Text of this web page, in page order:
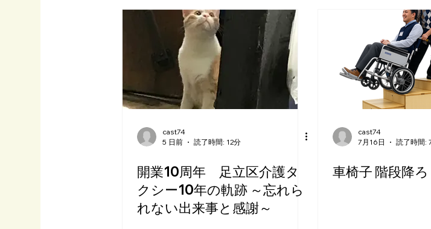
cast74
5 日前
読了時間: 12分
開業10周年 足立区介護タ
クシー10年の軌跡 ～忘れら
れない出来事と感謝～
cast74
7月16日
読了時間:
車椅子 階段降